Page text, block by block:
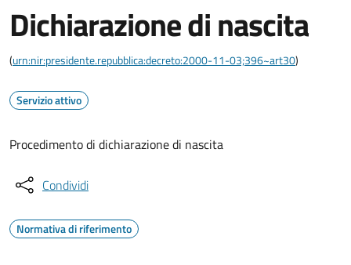
Dichiarazione di nascita
(urn:nir:presidente.repubblica:decreto:2000-11-03;396~art30)
Servizio attivo
Procedimento di dichiarazione di nascita
Condividi
Normativa di riferimento